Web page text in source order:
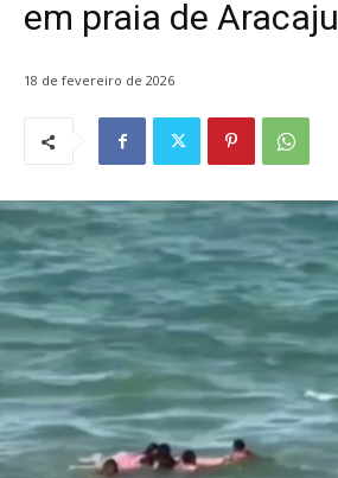
em praia de Aracaju
18 de fevereiro de 2026